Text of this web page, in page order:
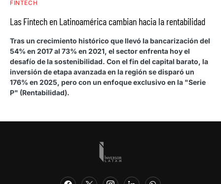
FINTECH
Las Fintech en Latinoamérica cambian hacia la rentabilidad
Tras un crecimiento histórico que llevó la bancarización del
54% en 2017 al 73% en 2021, el sector enfrenta hoy el
desafío de la sostenibilidad. Con el fin del capital barato, la
inversión de etapa avanzada en la región se disparó un
176% en 2025, pero con un enfoque exclusivo en la "Serie
P" (Rentabilidad).